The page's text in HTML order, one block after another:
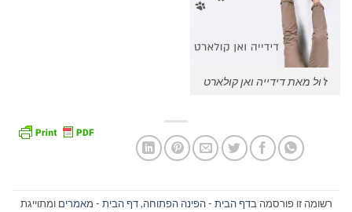
ז'ול מאת דידייה ואן קולארט
רשומה זו פורסמה בדף הבית - הפינה הפתוחה,דף הבית - מאמרים ומתוייגת